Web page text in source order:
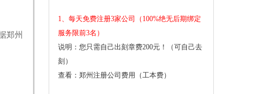
郑州
1、每天免费注册3家公司（100%绝无后期绑定
服务限前3名）
说明：您只需自己出刻章费200元！（可自己去
刻）
查看： 郑州注册公司费用（工本费）